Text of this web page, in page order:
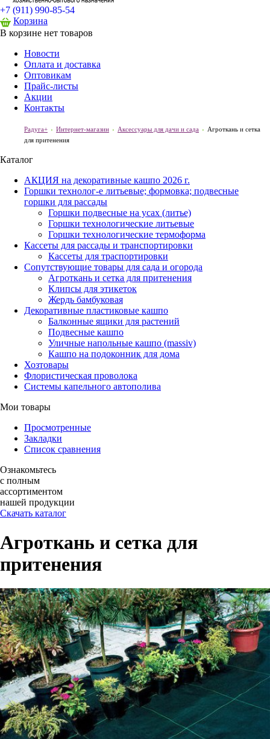
+7 (911) 990-85-54
Корзина
В корзине нет товаров
Новости
Оплата и доставка
Оптовикам
Прайс-листы
Акции
Контакты
Радуга+ Интернет-магазин Аксессуары для дачи и сада
Агроткань и сетка
для притенения
Каталог
АКЦИЯ на декоративные кашпо 2026 г.
Горшки технолог-е литьевые; формовка; подвесные
горшки для рассады
Горшки подвесные на усах (литье)
Горшки технологические литьевые
Горшки технологические термоформа
Кассеты для рассады и транспортировки
Кассеты для траспортировки
Сопутствующие товары для сада и огорода
Агроткань и сетка для притенения
Клипсы для этикеток
Жердь бамбуковая
Декоративные пластиковые кашпо
Балконные ящики для растений
Подвесные кашпо
Уличные напольные кашпо (massiv)
Кашпо на подоконник для дома
Хозтовары
Флористическая проволока
Системы капельного автополива
Мои товары
Просмотренные
Закладки
Список сравнения
Ознакомьтесь
с полным
ассортиментом
нашей продукции
Скачать каталог
Агроткань и сетка для
притенения